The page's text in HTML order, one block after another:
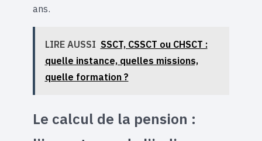
ans.
LIRE AUSSI SSCT, CSSCT ou CHSCT :
quelle instance, quelles missions,
quelle formation ?
Le calcul de la pension :